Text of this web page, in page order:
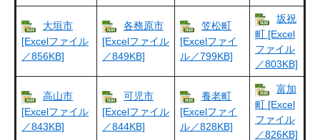
大垣市
[Excelファイル
／856KB]
各務原市
[Excelファイル
／849KB]
笠松町
[Excelファイ
ル／799KB]
坂祝
町 [Excel
ファイル
／803KB]
高山市
[Excelファイル
／843KB]
可児市
[Excelファイル
／844KB]
養老町
[Excelファイ
ル／828KB]
富加
町 [Excel
ファイル
／826KB]